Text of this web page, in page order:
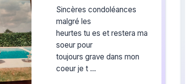
Sincères condoléances
malgré les
heurtes tu es et restera ma
soeur pour
toujours grave dans mon
coeur je t